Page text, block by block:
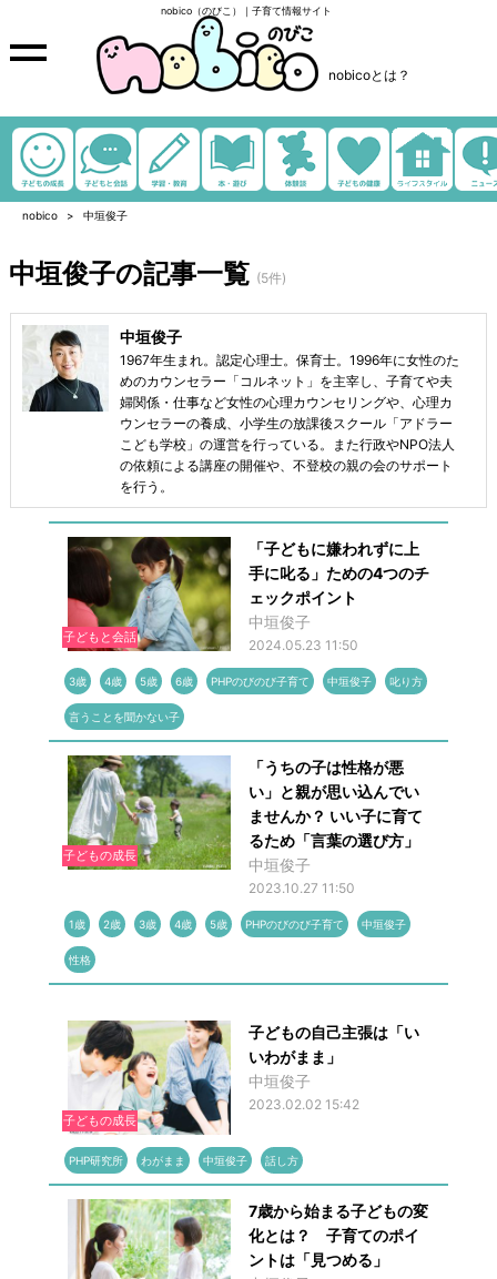
nobico（のびこ）｜子育て情報サイト
nobicoとは？
nobico 中垣俊子
中垣俊子の記事一覧 (5件)
中垣俊子
1967年生まれ。認定心理士。保育士。1996年に女性のた
めのカウンセラー「コルネット」を主宰し、子育てや夫
婦関係・仕事など女性の心理カウンセリングや、心理カ
ウンセラーの養成、小学生の放課後スクール「アドラー
こども学校」の運営を行っている。また行政やNPO法人
の依頼による講座の開催や、不登校の親の会のサポート
を行う。
子どもと会話
「子どもに嫌われずに上
手に叱る」ための4つのチ
ェックポイント
中垣俊子
2024.05.23 11:50
3歳 4歳 5歳 6歳 PHPのびのび子育て 中垣俊子 叱り方
言うことを聞かない子
子どもの成長
「うちの子は性格が悪
い」と親が思い込んでい
ませんか？ いい子に育て
るため「言葉の選び方」
中垣俊子
2023.10.27 11:50
1歳 2歳 3歳 4歳 5歳 PHPのびのび子育て 中垣俊子
性格
子どもの成長
子どもの自己主張は「い
いわがまま」
中垣俊子
2023.02.02 15:42
PHP研究所 わがまま 中垣俊子 話し方
7歳から始まる子どもの変
化とは？ 子育てのポイ
ントは「見つめる」